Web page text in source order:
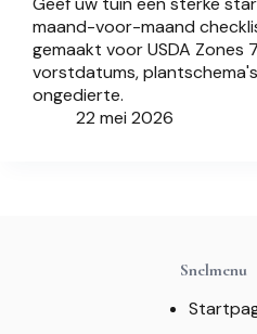
maand-voor-maand
gemaakt voor USDA Zones
vorstdatums,
ongedierte.
22 mei 2026
Snelmenu